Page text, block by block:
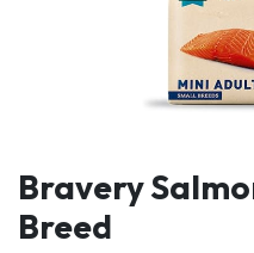
Bravery
Breed